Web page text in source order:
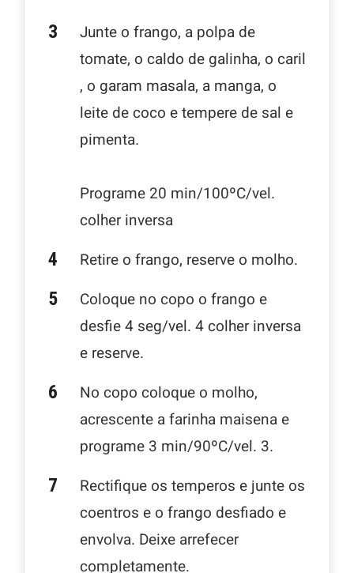
Junte o frango, a polpa de
tomate, o caldo de galinha, o caril
, o garam masala, a manga, o
leite de coco e tempere de sal e
pimenta.
Programe 20 min/100ºC/vel.
colher inversa
Retire o frango, reserve o molho.
Coloque no copo o frango e
desfie 4 seg/vel. 4 colher inversa
e reserve.
No copo coloque o molho,
acrescente a farinha maisena e
programe 3 min/90ºC/vel. 3.
Rectifique os temperos e junte os
coentros e o frango desfiado e
envolva. Deixe arrefecer
completamente.